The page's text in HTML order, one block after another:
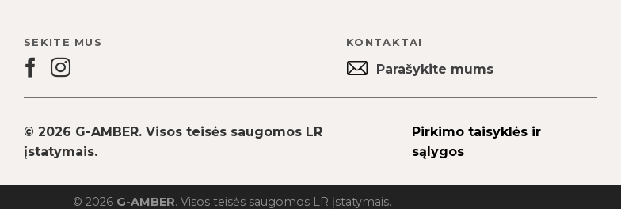
SEKITE MUS KONTAKTAI
Parašykite mums
© 2026 G-AMBER. Visos teisės saugomos LR
įstatymais.
Pirkimo taisyklės ir
sąlygos
© 2026 G-AMBER. Visos teisės saugomos LR įstatymais.